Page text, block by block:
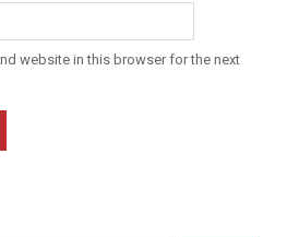
website in this browser for the next